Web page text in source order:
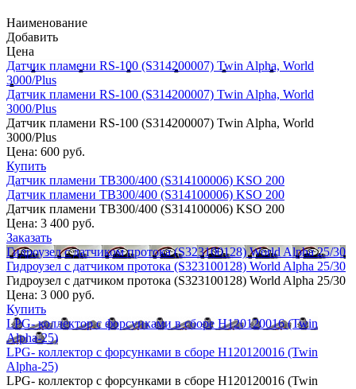
Наименование
Добавить
Цена
Датчик пламени RS-100 (S314200007) Twin Alpha, World
3000/Plus
Датчик пламени RS-100 (S314200007) Twin Alpha, World
3000/Plus
Датчик пламени RS-100 (S314200007) Twin Alpha, World
3000/Plus
Цена: 600 руб.
Купить
Датчик пламени TB300/400 (S314100006) KSО 200
Датчик пламени TB300/400 (S314100006) KSО 200
Датчик пламени TB300/400 (S314100006) KSО 200
Цена: 3 400 руб.
Заказать
Гидроузел с датчиком протока (S323100128) World Alpha 25/30
Гидроузел с датчиком протока (S323100128) World Alpha 25/30
Гидроузел с датчиком протока (S323100128) World Alpha 25/30
Цена: 3 000 руб.
Купить
LPG- коллектор с форсунками в сборе H120120016 (Twin
Alpha-25)
LPG- коллектор с форсунками в сборе H120120016 (Twin
Alpha-25)
LPG- коллектор с форсунками в сборе H120120016 (Twin